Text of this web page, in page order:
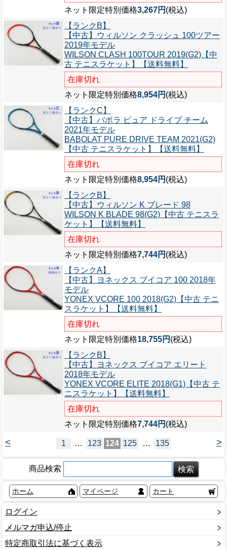
ネット限定特別価格3,267円 (税込)
【ランクB】
【中古】ウィルソン クラッシュ 100ツアー
2019年モデル
WILSON CLASH 100TOUR 2019(G2)【中
古 テニスラケット】【送料無料】
在庫切れ
ネット限定特別価格8,954円 (税込)
【ランクC】
【中古】バボラ ピュア ドライブ チーム
2021年モデル
BABOLAT PURE DRIVE TEAM 2021(G2)
【中古 テニスラケット】【送料無料】
在庫切れ
ネット限定特別価格8,954円 (税込)
【ランクB】
【中古】ウィルソン K ブレード 98
WILSON K BLADE 98(G2)【中古 テニスラ
ケット】【送料無料】
在庫切れ
ネット限定特別価格7,744円 (税込)
【ランクA】
【中古】ヨネックス ブイコア 100 2018年
モデル
YONEX VCORE 100 2018(G2)【中古 テニ
スラケット】【送料無料】
在庫切れ
ネット限定特別価格18,755円 (税込)
【ランクB】
【中古】ヨネックス ブイコア エリート
2018年モデル
YONEX VCORE ELITE 2018(G1)【中古 テ
ニスラケット】【送料無料】
在庫切れ
ネット限定特別価格7,744円 (税込)
< >
1 … 123 124 125 … 135
商品検索
ホーム マイページ カート
ログイン
メルマガ申込/停止
特定商取引法に基づく表示